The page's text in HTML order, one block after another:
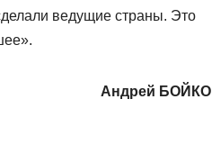
ведущие страны. Это
Андрей БОЙКО